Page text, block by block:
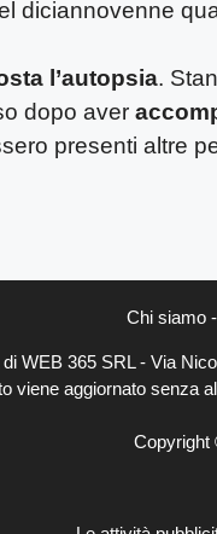
diciannovenne
l’autopsia.
dopo aver
presenti altre
Chi siamo-
WEB 365 SRL - Via
viene aggiornato
Copyright